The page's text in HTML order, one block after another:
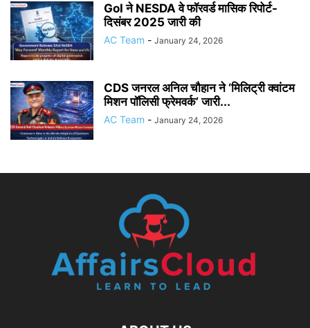
GoI ने NESDA वे फॉरवर्ड मासिक रिपोर्ट-
दिसंबर 2025 जारी की
AC Team - January 24, 2026
CDS जनरल अनिल चौहान ने ‘मिलिट्री क्वांटम
मिशन पॉलिसी फ्रेमवर्क’ जारी...
AC Team - January 24, 2026